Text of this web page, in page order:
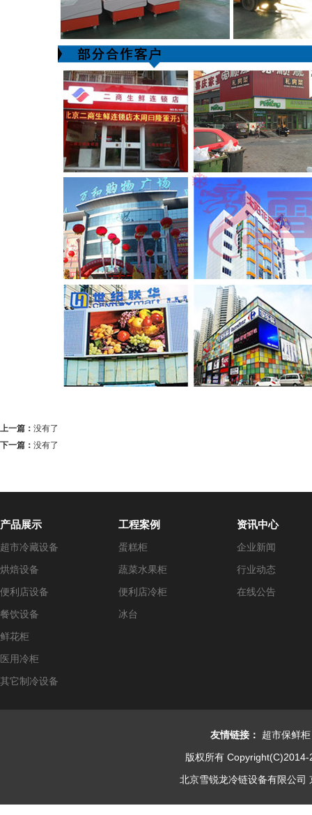
上一篇： 没有了
下一篇： 没有了
产品展示
超市冷藏设备
烘焙设备
便利店设备
餐饮设备
鲜花柜
医用冷柜
其它制冷设备
工程案例
蛋糕柜
蔬菜水果柜
便利店冷柜
冰台
资讯中心
企业新闻
行业动态
在线公告
友情链接：
超市保鲜柜
版权所有
北京雪锐龙冷链设备有限公司